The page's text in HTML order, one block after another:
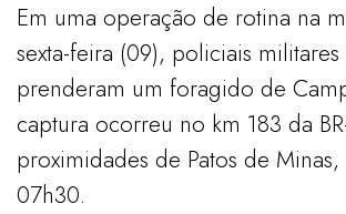
Em uma operação de rotina na
sexta-feira (09), policiais
prenderam um foragido de
captura ocorreu no km 183 da
proximidades de Patos de
07h30.